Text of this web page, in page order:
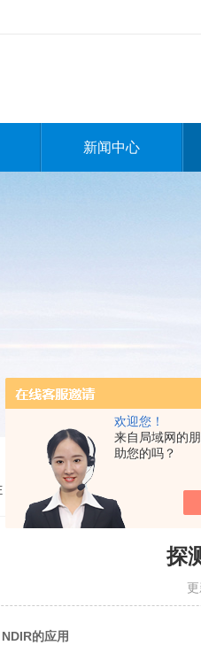
欢迎您！
来自局域网的
助您的吗？
新闻中心
探
的应用